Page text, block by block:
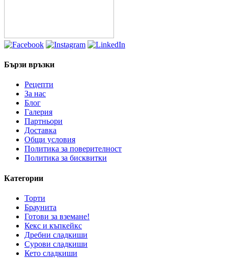
Бързи връзки
Рецепти
За нас
Блог
Галерия
Партньори
Доставка
Общи условия
Политика за поверителност
Политика за бисквитки
Категории
Торти
Браунита
Готови за вземане!
Кекс и къпкейкс
Дребни сладкиши
Сурови сладкиши
Кето сладкиши